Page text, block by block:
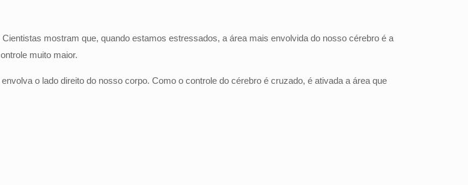
mostram que, quando estamos estressados, a área mais envolvida do nosso cérebro é a
muito maior.
o lado direito do nosso corpo. Como o controle do cérebro é cruzado, é ativada a área que